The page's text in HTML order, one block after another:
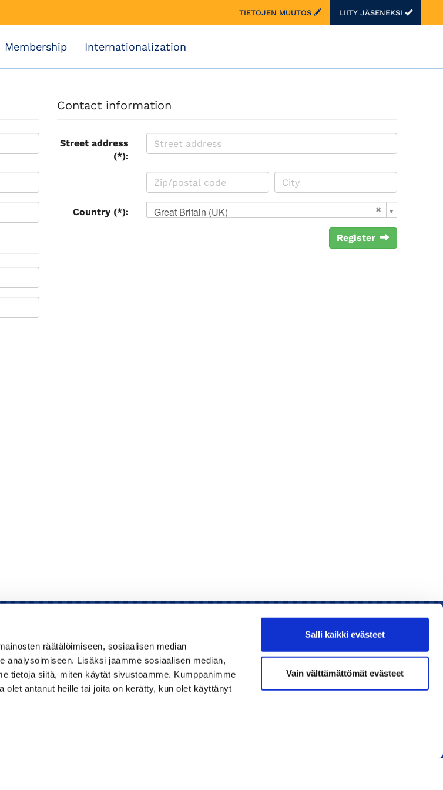
räätälöimiseen, sosiaalisen median
analysoimiseen. Lisäksi jaamme sosiaalisen median,
tietoja siitä, miten käytät sivustoamme. Kumppanimme
olet antanut heille tai joita on kerätty, kun olet käyttänyt
Salli kaikki evästeet
Vain välttämättömät evästeet
TIETOJEN MUUTOS LIITY JÄSENEKSI
Membership Internationalization
Contact information
Street address
(*):
Country (*): Great Britain (UK)
Register
tapahtumat
Liity jäseneksi